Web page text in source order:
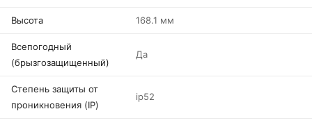
Высота 168.1 мм
Всепогодный
(брызгозащищенный)
Да
Степень защиты от
проникновения (IP)
ip52